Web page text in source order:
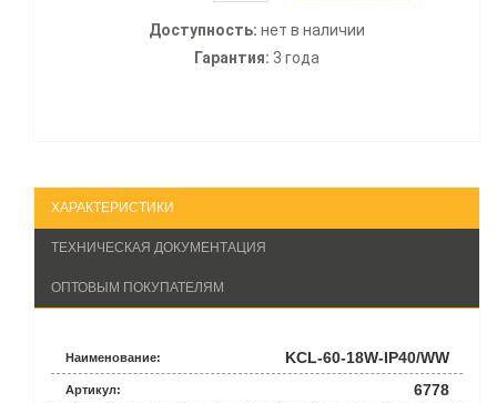
Доступность: нет в наличии
Гарантия: 3 года
ХАРАКТЕРИСТИКИ
ТЕХНИЧЕСКАЯ ДОКУМЕНТАЦИЯ
ОПТОВЫМ ПОКУПАТЕЛЯМ
Наименование: KCL-60-18W-IP40/WW
Артикул: 6778